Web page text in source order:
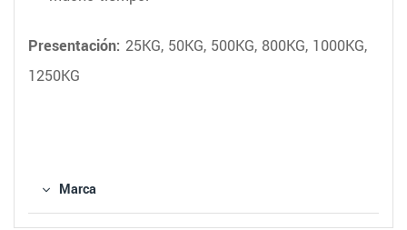
Presentación: 25KG, 50KG, 500KG, 800KG, 1000KG,
1250KG
Marca